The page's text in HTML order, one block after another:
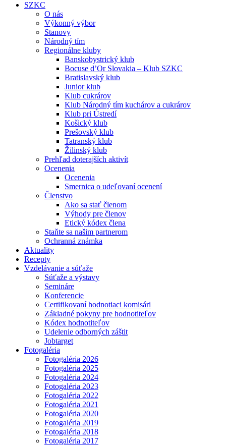
SZKC
O nás
Výkonný výbor
Stanovy
Národný tím
Regionálne kluby
Banskobystrický klub
Bocuse d’Or Slovakia – Klub SZKC
Bratislavský klub
Junior klub
Klub cukrárov
Klub Národný tím kuchárov a cukrárov
Klub pri Ústredí
Košický klub
Prešovský klub
Tatranský klub
Žilinský klub
Prehľad doterajších aktivít
Ocenenia
Ocenenia
Smernica o udeľovaní ocenení
Členstvo
Ako sa stať členom
Výhody pre členov
Etický kódex člena
Staňte sa našim partnerom
Ochranná známka
Aktuality
Recepty
Vzdelávanie a súťaže
Súťaže a výstavy
Semináre
Konferencie
Certifikovaní hodnotiaci komisári
Základné pokyny pre hodnotiteľov
Kódex hodnotiteľov
Udelenie odborných záštit
Jobtarget
Fotogaléria
Fotogaléria 2026
Fotogaléria 2025
Fotogaléria 2024
Fotogaléria 2023
Fotogaléria 2022
Fotogaléria 2021
Fotogaléria 2020
Fotogaléria 2019
Fotogaléria 2018
Fotogaléria 2017